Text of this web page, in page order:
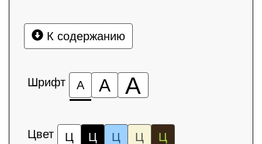
К содержанию
Шрифт А А А
Цвет Ц Ц Ц Ц Ц